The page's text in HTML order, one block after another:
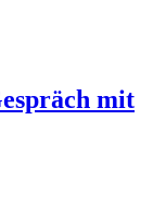
mit